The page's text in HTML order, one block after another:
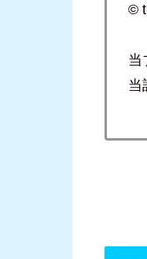
©
当
当